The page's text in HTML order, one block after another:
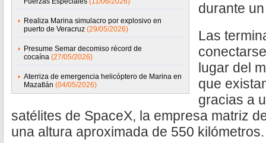
Realiza Marina simulacro por explosivo en
puerto de Veracruz (29/05/2026)
Presume Semar decomiso récord de
cocaína (27/05/2026)
Aterriza de emergencia helicóptero de Marina en
Mazatlán (04/05/2026)
durante
Las
lugar del
que
gracias a
satélites de SpaceX, la empresa matriz
una altura aproximada de 550 kilómetros.